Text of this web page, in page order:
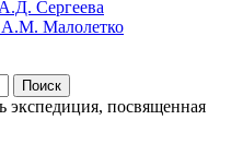
Сергеева
А.М. Малолетко
экспедиция, посвященная